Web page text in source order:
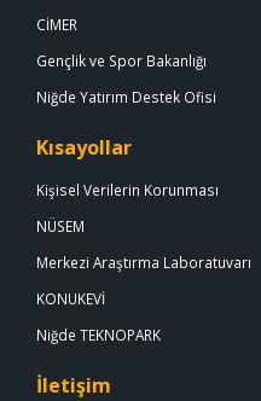
CİMER
Gençlik ve Spor Bakanlığı
Niğde Yatırım Destek Ofisi
Kısayollar
Kişisel Verilerin Korunması
NÜSEM
Merkezi Araştırma Laboratuvarı
KONUKEVİ
Niğde TEKNOPARK
İletişim